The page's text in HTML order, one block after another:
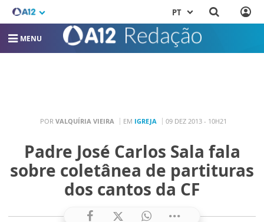
PT
MENU
POR VALQUÍRIA VIEIRA EM IGREJA 09 DEZ 2013 - 10H21
Padre José Carlos Sala fala
sobre coletânea de partituras
dos cantos da CF